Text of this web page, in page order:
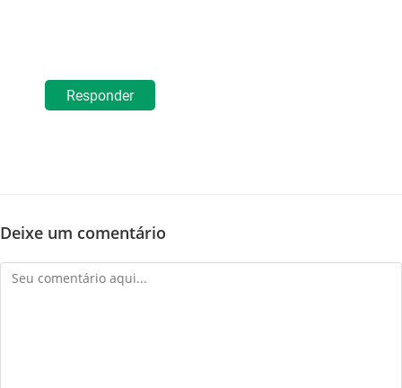
Responder
Deixe um comentário